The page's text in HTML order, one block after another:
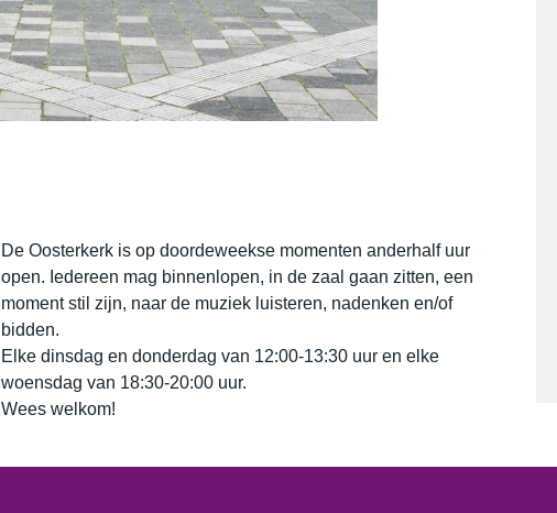
De Oosterkerk is op doordeweekse momenten anderhalf uur
open. Iedereen mag binnenlopen, in de zaal gaan zitten, een
moment stil zijn, naar de muziek luisteren, nadenken en/of
bidden.
Elke dinsdag en donderdag van 12:00-13:30 uur en elke
woensdag van 18:30-20:00 uur.
Wees welkom!